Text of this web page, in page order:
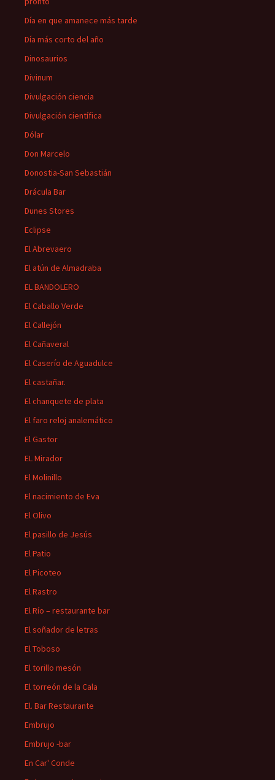
Día en que amanece más tarde
Día más corto del año
Dinosaurios
Divinum
Divulgación ciencia
Divulgación científica
Dólar
Don Marcelo
Donostia-San Sebastián
Drácula Bar
Dunes Stores
Eclipse
El Abrevaero
El atún de Almadraba
EL BANDOLERO
El Caballo Verde
El Callejón
El Cañaveral
El Caserío de Aguadulce
El castañar.
El chanquete de plata
El faro reloj analemático
El Gastor
EL Mirador
El Molinillo
El nacimiento de Eva
El Olivo
El pasillo de Jesús
El Patio
El Picoteo
El Rastro
El Río – restaurante bar
El soñador de letras
El Toboso
El torillo mesón
El torreón de la Cala
El. Bar Restaurante
Embrujo
Embrujo -bar
En Car' Conde